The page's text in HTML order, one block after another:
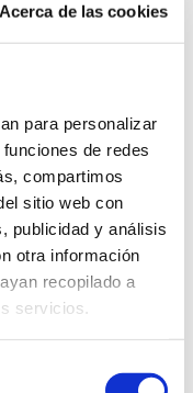
Acerca de las cookies
para personalizar
de redes
compartimos
sitio web con
publicidad y análisis
otra información
recopilado a
servicios.